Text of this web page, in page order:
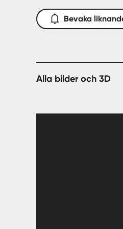
Här finns nära tillgång
Hemavans
Bevaka
Alla bilder och 3D